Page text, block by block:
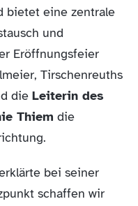
bietet eine zentrale
und
Eröffnungsfeier
Tirschenreuths
die Leiterin des
Thiem die
bei seiner
schaffen wir